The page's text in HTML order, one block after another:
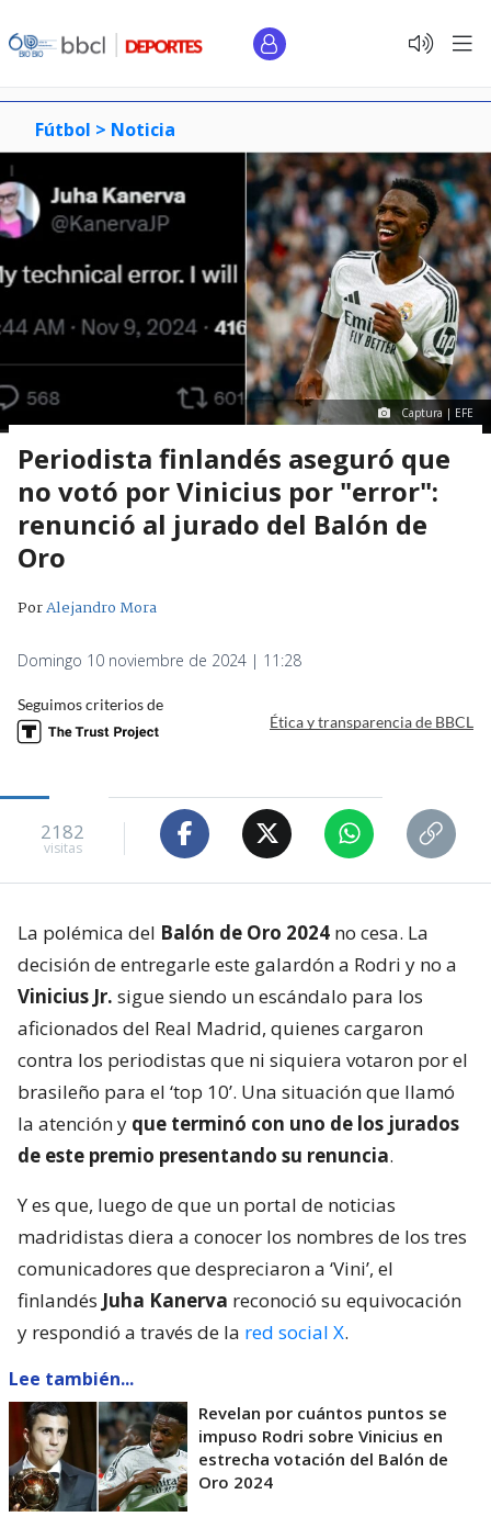
Fútbol > Noticia
Captura | EFE
Periodista finlandés aseguró que
no votó por Vinicius por "error":
renunció al jurado del Balón de
Oro
PorAlejandro Mora
Domingo 10 noviembre de 2024 | 11:28
Seguimos criterios de
Ética y transparencia de BBCL
2182
visitas
La polémica del Balón de Oro 2024 no cesa. La
decisión de entregarle este galardón a Rodri y no a
Vinicius Jr. sigue siendo un escándalo para los
aficionados del Real Madrid, quienes cargaron
contra los periodistas que ni siquiera votaron por el
brasileño para el ‘top 10’. Una situación que llamó
la atención y que terminó con uno de los jurados
de este premio presentando su renuncia.
Y es que, luego de que un portal de noticias
madridistas diera a conocer los nombres de los tres
comunicadores que despreciaron a ‘Vini’, el
finlandés Juha Kanerva reconoció su equivocación
y respondió a través de la red social X.
Lee también...
Revelan por cuántos puntos se
impuso Rodri sobre Vinicius en
estrecha votación del Balón de
Oro 2024